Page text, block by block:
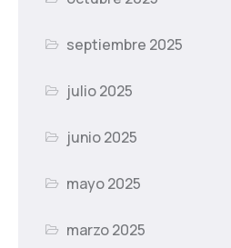
septiembre 2025
julio 2025
junio 2025
mayo 2025
marzo 2025